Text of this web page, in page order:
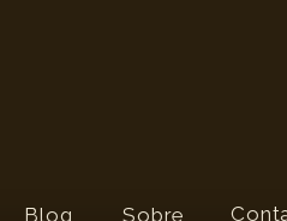
Blog Sobre